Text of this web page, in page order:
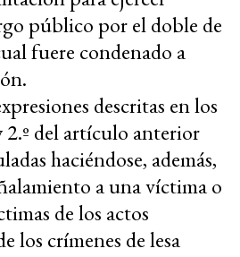
público por el doble de
fuere condenado a
descritas en los
2.º del artículo anterior
haciéndose, además,
a una víctima o
de los actos
los crímenes de lesa